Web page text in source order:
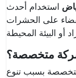
استخدام أحدث
على الحشرات
شركة متخصصة؟
بسبب تنوع